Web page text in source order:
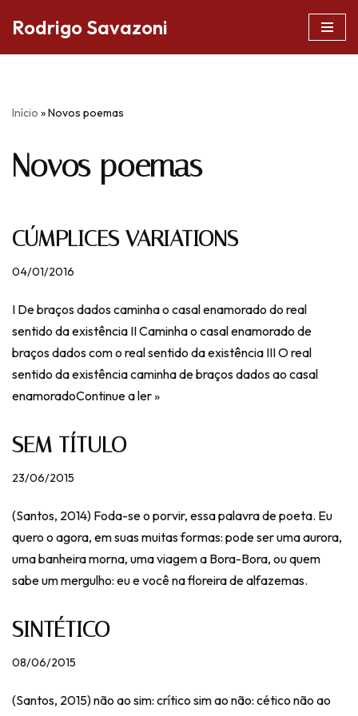
conteúdo
Rodrigo Savazoni
Início »Novos poemas
Novos poemas
CÚMPLICES VARIATIONS
04/01/2016
I De braços dados caminha o casal enamorado do real
sentido da existência II Caminha o casal enamorado de
braços dados com o real sentido da existência III O real
sentido da existência caminha de braços dados ao casal
enamoradoContinue a ler »
SEM TÍTULO
23/06/2015
(Santos, 2014) Foda-se o porvir, essa palavra de poeta. Eu
quero o agora, em suas muitas formas: pode ser uma aurora,
uma banheira morna, uma viagem a Bora-Bora, ou quem
sabe um mergulho: eu e você na floreira de alfazemas.
SINTÉTICO
08/06/2015
(Santos, 2015) não ao sim: crítico sim ao não: cético não ao